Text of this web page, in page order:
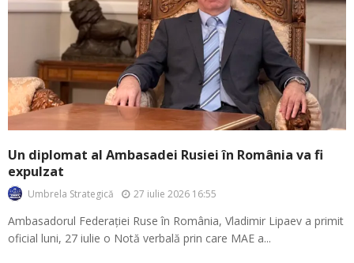
Un diplomat al Ambasadei Rusiei în România va fi
expulzat
Umbrela Strategică 27 iulie 2026 16:55
Ambasadorul Federației Ruse în România, Vladimir Lipaev a primit
oficial luni, 27 iulie o Notă verbală prin care MAE a...